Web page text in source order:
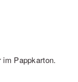
Pappkarton.